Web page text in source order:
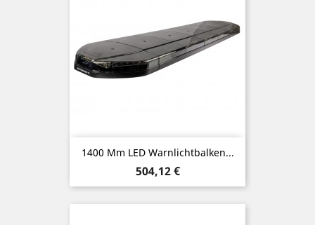
1400 Mm LED Warnlichtbalken...
Preis
504,12 €